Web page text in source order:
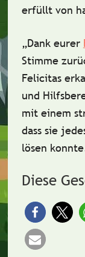
erfüllt von
„Dank eurer
Stimme
Felicitas
und
mit einem
dass sie
lösen
Diese